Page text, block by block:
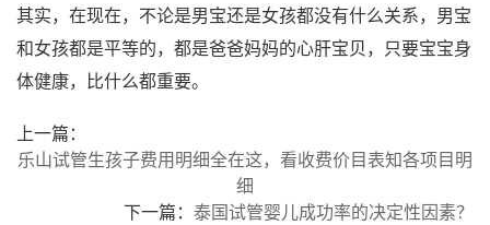
其实，在现在，不论是男宝还是女孩都没有什么关系，男宝
和女孩都是平等的，都是爸爸妈妈的心肝宝贝，只要宝宝身
体健康，比什么都重要。
上一篇：
乐山试管生孩子费用明细全在这，看收费价目表知各项目明
细
泰国试管婴儿成功率的决定性因素？
下一篇：